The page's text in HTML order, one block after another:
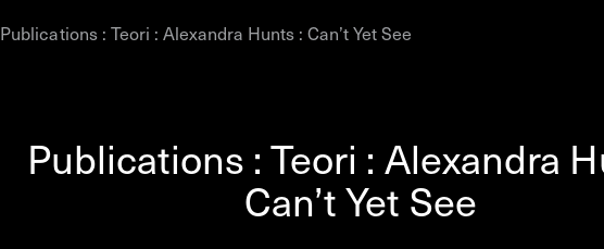
Publications : Teori : Alexandra Hunts : Can’t Yet See
Besøg
AHC Channel
Publications : Teori : Alexandra
Can’t Yet See